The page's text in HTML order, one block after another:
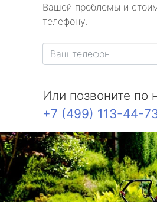
Вашей проблемы и
телефону.
Или позвоните по
+7 (499) 113-44-